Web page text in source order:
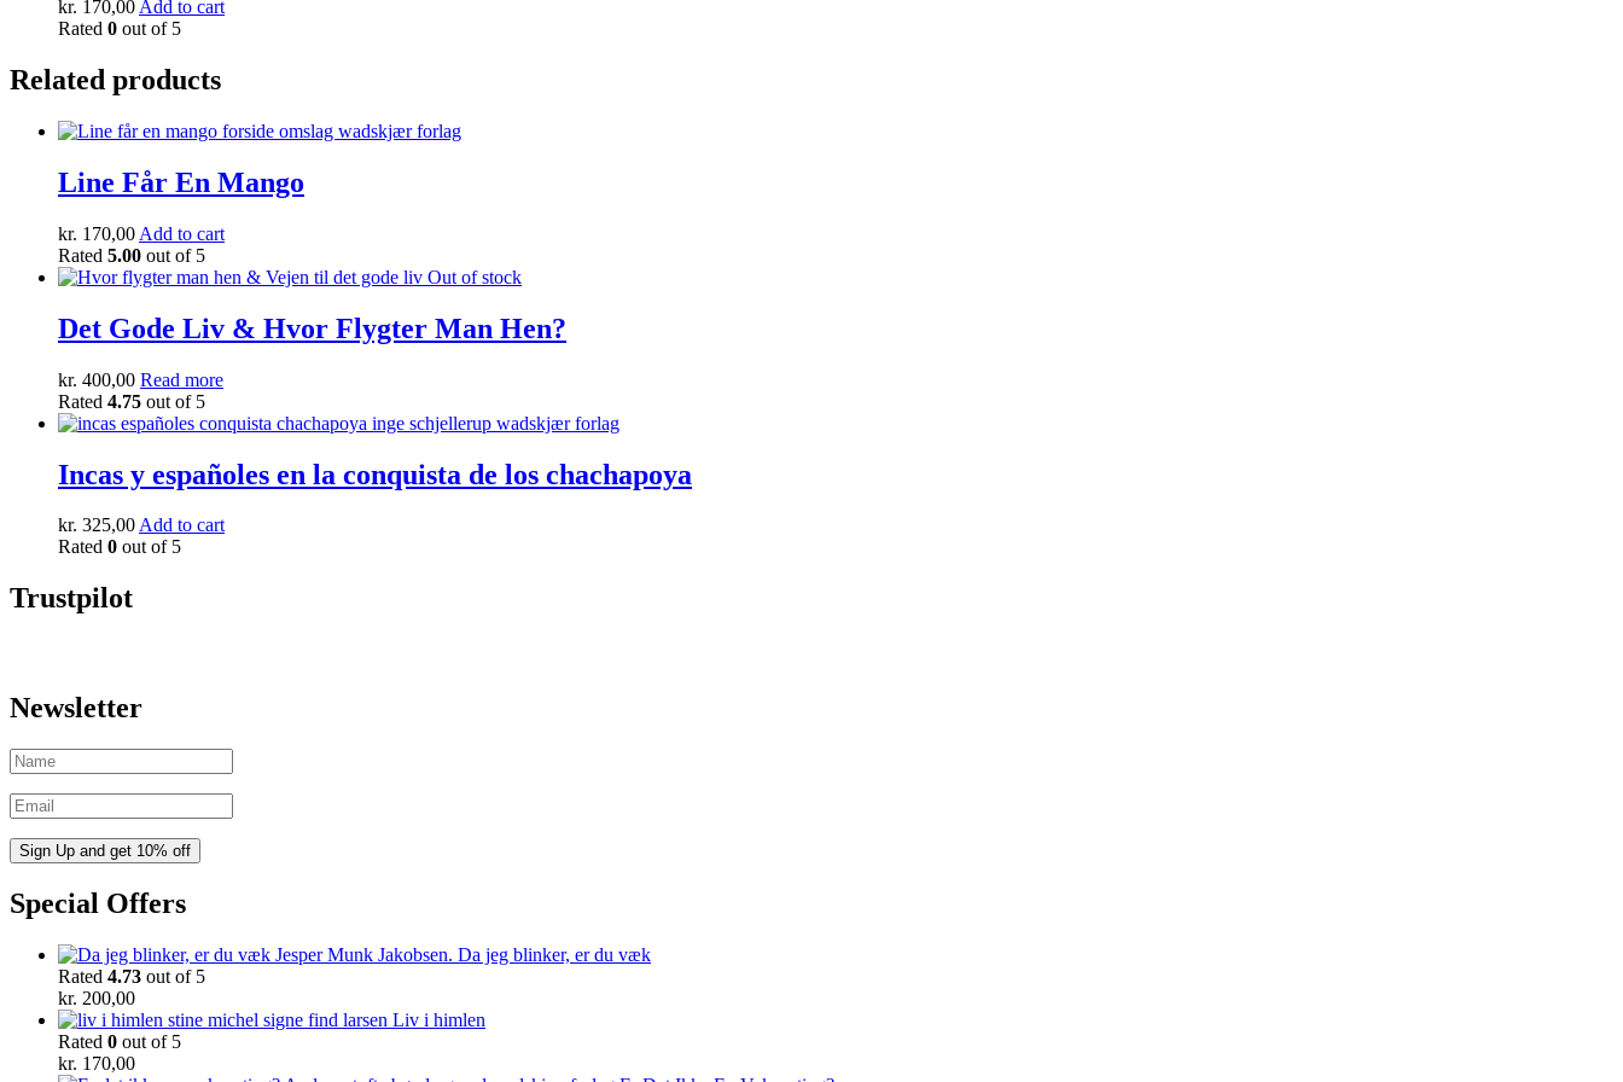
kr. 170,00 Add to cart
Rated 0 out of 5
Related products
Line Får En Mango
kr. 170,00 Add to cart
Rated 5.00 out of 5
Out of stock
Det Gode Liv & Hvor Flygter Man Hen?
kr. 400,00 Read more
Rated 4.75 out of 5
Incas y españoles en la conquista de los chachapoya
kr. 325,00Add to cart
Rated 0 out of 5
Trustpilot
Newsletter
Special Offers
Da jeg blinker, er du væk
Rated 4.73 out of 5
kr. 200,00
Liv i himlen
Rated 0 out of 5
kr. 170,00